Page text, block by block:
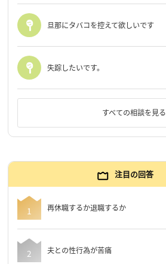
旦那にタバコを控えて欲しいです
失踪したいです。
すべての相談を見る
注目の回答
再休職するか退職するか
夫との性行為が苦痛